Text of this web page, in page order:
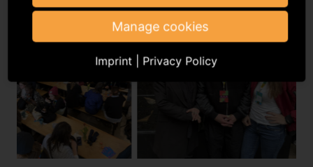
Manage cookies
Imprint Privacy Policy